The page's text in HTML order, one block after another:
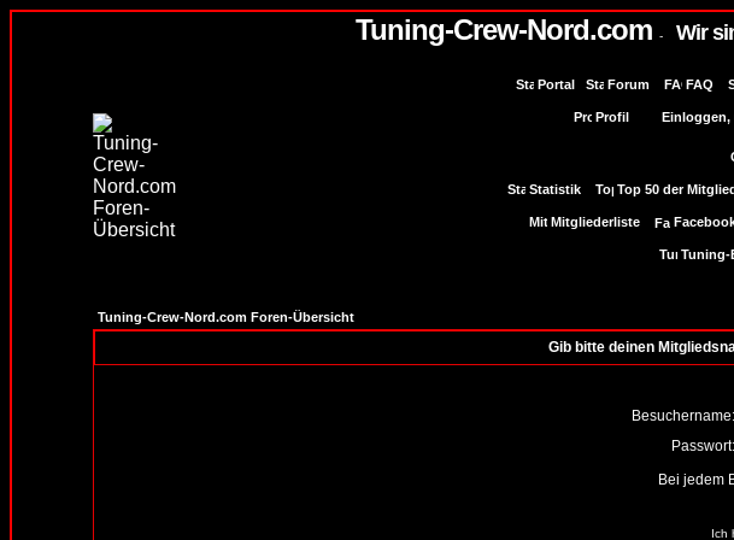
Tuning-Crew-Nord.com - Wir
Portal Forum FAQ
Profil
Statistik Top 50 der
Mitgliederliste
Tuning-
Tuning-Crew-Nord.com Foren-Übersicht
Gib bitte deinen
Besuchername:
Passwort:
Bei jedem
Ich